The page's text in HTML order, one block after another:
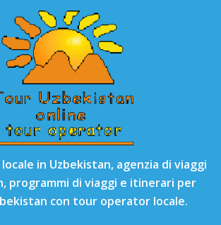
in Uzbekistan, agenzia di viaggi
programmi di viaggi e itinerari per
con tour operator locale.